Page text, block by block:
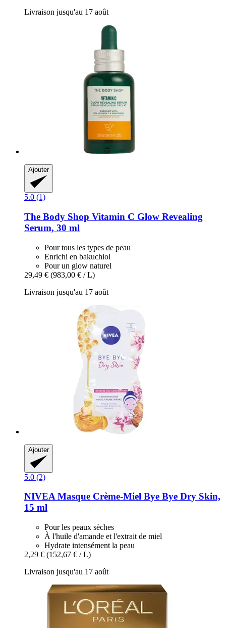
Livraison jusqu'au 17 août
Ajouter
5.0 (1)
The Body Shop Vitamin C Glow Revealing
Serum, 30 ml
Pour tous les types de peau
Enrichi en bakuchiol
Pour un glow naturel
29,49 € (983,00 € / L)
Livraison jusqu'au 17 août
Ajouter
5.0 (2)
NIVEAMasque Crème-​Miel Bye Bye Dry Skin,
15 ml
Pour les peaux sèches
À l'huile d'amande et l'extrait de miel
Hydrate intensément la peau
2,29 € (152,67 € / L)
Livraison jusqu'au 17 août